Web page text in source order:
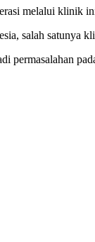
melalui
salah satunya
permasalahan